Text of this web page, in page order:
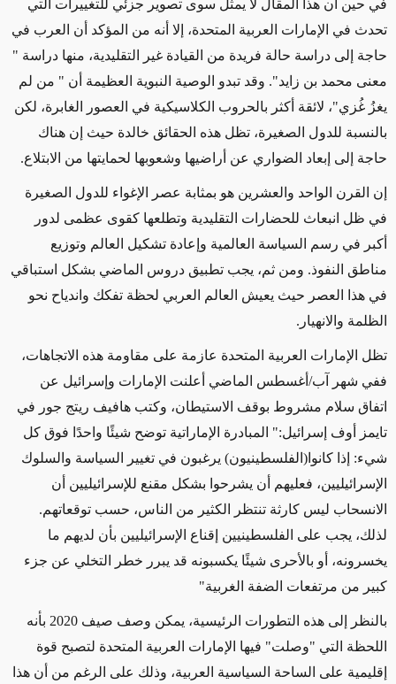
في حين أن هذا المقال لا يمثل سوى تصوير جزئي للتغييرات التي
تحدث في الإمارات العربية المتحدة، إلا أنه من المؤكد أن العرب في
حاجة إلى دراسة حالة فريدة من القيادة غير التقليدية، منها دراسة "
معنى محمد بن زايد". وقد تبدو الوصية النبوية العظيمة أن " من لم
يغزُ غُزي"، لائقة أكثر بالحروب الكلاسيكية في العصور الغابرة، لكن
بالنسبة للدول الصغيرة، تظل هذه الحقائق خالدة حيث إن هناك
حاجة إلى إبعاد الضواري عن أراضيها وشعوبها لحمايتها من الابتلاع.
إن القرن الواحد والعشرين هو بمثابة عصر الإغواء للدول الصغيرة
في ظل انبعاث للحضارات التقليدية وتطلعها كقوى عظمى لدور
أكبر في رسم السياسة العالمية وإعادة تشكيل العالم وتوزيع
مناطق النفوذ. ومن ثم، يجب تطبيق دروس الماضي بشكل استباقي
في هذا العصر حيث يعيش العالم العربي لحظة تفكك واندياح نحو
الظلمة والانهيار.
تظل الإمارات العربية المتحدة عازمة على مقاومة هذه الاتجاهات،
ففي شهر آب/ أغسطس الماضي أعلنت الإمارات وإسرائيل عن
اتفاق سلام مشروط بوقف الاستيطان، وكتب هافيف ريتج جور في
تايمز أوف إسرائيل:" المبادرة الإماراتية توضح شيئًا واحدًا فوق كل
شيء: إذا كانوا(الفلسطينيون) يرغبون في تغيير السياسة والسلوك
الإسرائيليين، فعليهم أن يشرحوا بشكل مقنع للإسرائيليين أن
الانسحاب ليس كارثة تنتظر الكثير من الناس، حسب توقعاتهم.
لذلك، يجب على الفلسطينيين إقناع الإسرائيليين بأن لديهم ما
يخسرونه، أو بالأحرى شيئًا يكسبونه قد يبرر خطر التخلي عن جزء
كبير من مرتفعات الضفة الغربية"
بالنظر إلى هذه التطورات الرئيسية، يمكن وصف صيف 2020 بأنه
اللحظة التي "وصلت" فيها الإمارات العربية المتحدة لتصبح قوة
إقليمية على الساحة السياسية العربية، وذلك على الرغم من أن هذا